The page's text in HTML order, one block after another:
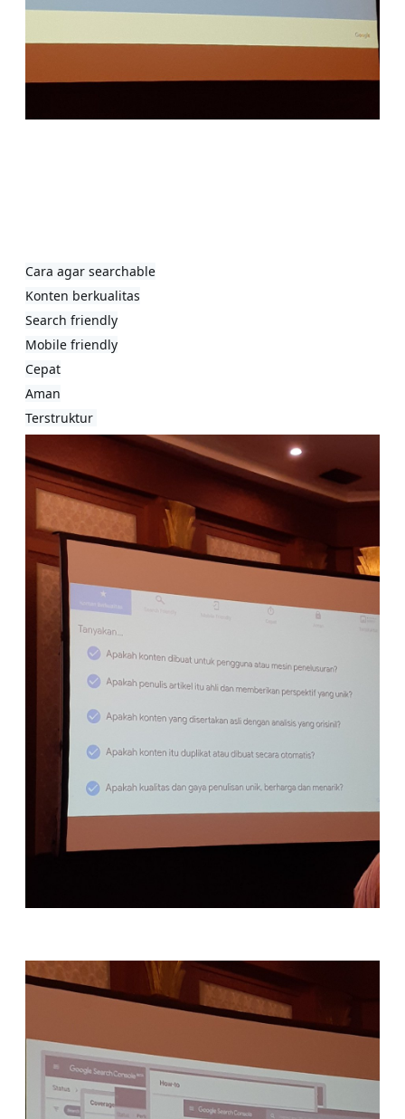
Cara agar searchable
Konten berkualitas
Search friendly
Mobile friendly
Cepat
Aman
Terstruktur
Konten berkualitas